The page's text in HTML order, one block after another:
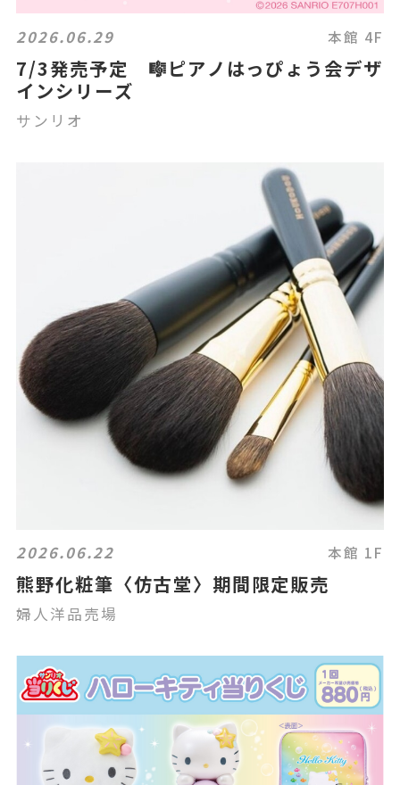
2026.06.29 本館 4F
7/3発売予定 🎼ピアノはっぴょう会デザ
インシリーズ
サンリオ
2026.06.22 本館 1F
熊野化粧筆〈仿古堂〉期間限定販売
婦人洋品売場